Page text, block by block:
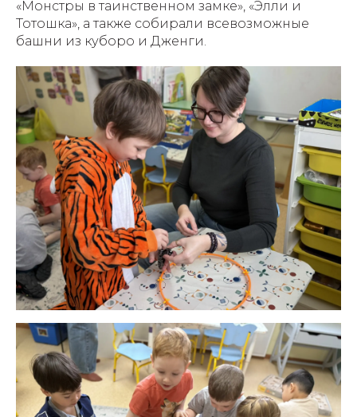
«Монстры в таинственном замке», «Элли и
Тотошка», а также собирали всевозможные
башни из куборо и Дженги.